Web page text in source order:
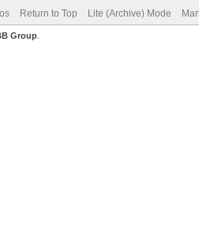
Return to Top Lite (Archive) Mode
Group